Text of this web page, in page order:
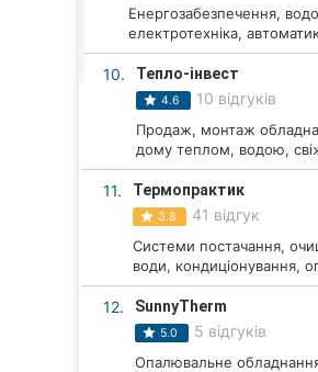
Івано-Франківськ
Енергозабезпечення,
електротехніка,
10. Тепло-інвест
4.6 10 відгуків
Продаж, монтаж
дому теплом, водою,
11. Термопрактик
3.8 41 відгук
Системи постачання,
води, кондиціонування,
12. SunnyTherm
5.0 5 відгуків
Опалювальне